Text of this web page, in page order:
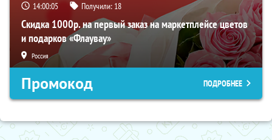
14:00:04 Получили: 18
Скидка 1000р. на первый заказ на маркетплейсе цветов
и подарков «Флаувау»
Россия
Промокод ПОДРОБНЕЕ